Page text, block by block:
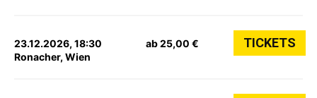
23.12.2026, 18:30
Ronacher, Wien
ab 25,00 € TICKETS